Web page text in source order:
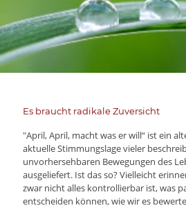
Es braucht radikale Zuversicht
"April, April, macht was er will“ ist ein
aktuelle Stimmungslage vieler
unvorhersehbaren Bewegungen des
ausgeliefert. Ist das so? Vielleicht
zwar nicht alles kontrollierbar ist, was
entscheiden können, wie wir es